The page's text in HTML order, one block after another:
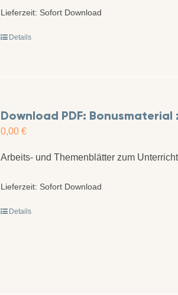
Lieferzeit: Sofort Download
Details
Download PDF:
0,00 €
Arbeits- und Themenblätter zum
Lieferzeit: Sofort Download
Details